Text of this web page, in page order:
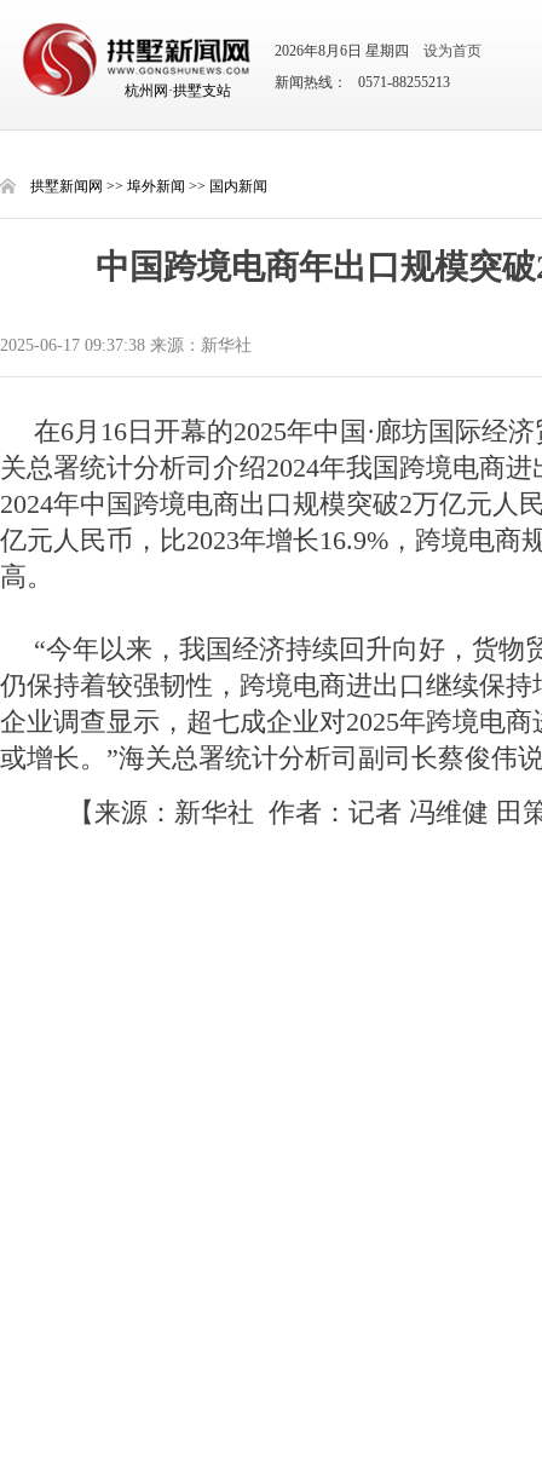
杭州网·拱墅支站
2026年8月6日 星期四
设为首页
新闻热线： 0571-88255213
拱墅新闻网 >> 埠外新闻 >> 国内新闻
中国跨境电商年出口规模突
2025-06-17 09:37:38 来源：新华社
在6月16日开幕的2025年中国·廊坊国际经
关总署统计分析司介绍2024年我国跨境电商
2024年中国跨境电商出口规模突破2万亿元人
亿元人民币，比2023年增长16.9%，跨境电商
高。
“今年以来，我国经济持续回升向好，货物
仍保持着较强韧性，跨境电商进出口继续保
企业调查显示，超七成企业对2025年跨境电
或增长。”海关总署统计分析司副司长蔡俊伟
【来源：新华社 作者：记者 冯维健 田